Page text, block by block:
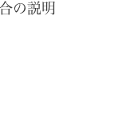
の説明